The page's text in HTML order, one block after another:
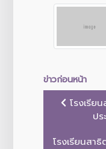
ข่าวก่อนหน้า
โรงเรีย
ป
โรงเรียนสา